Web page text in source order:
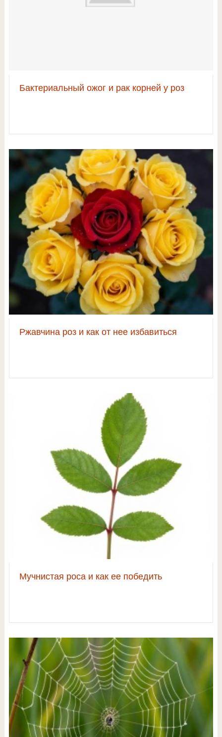
Бактериальный ожог и рак корней у роз
Ржавчина роз и как от нее избавиться
Мучнистая роса и как ее победить